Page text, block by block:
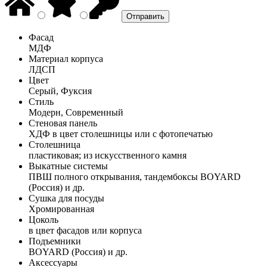
Фасад
МДФ
Материал корпуса
ЛДСП
Цвет
Серый, Фуксия
Стиль
Модерн, Современный
Стеновая панель
ХДФ в цвет столешницы или с фотопечатью
Столешница
пластиковая; из искусственного камня
Выкатные системы
ПВШ полного открывания, тандембоксы BOYARD
(Россия) и др.
Сушка для посуды
Хромированная
Цоколь
в цвет фасадов или корпуса
Подъемники
BOYARD (Россия) и др.
Аксессуары